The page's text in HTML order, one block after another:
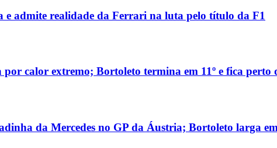
admite realidade da Ferrari na luta pelo título da F1
calor extremo; Bortoleto termina em 11º e fica perto
da Mercedes no GP da Áustria; Bortoleto larga